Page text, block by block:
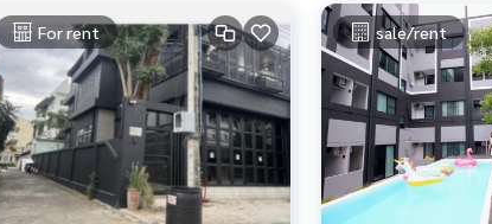
For rent sale/rent